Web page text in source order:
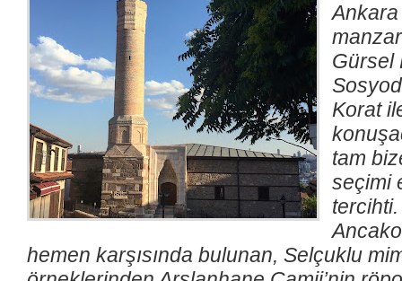
Ankara
Gürsel
Korat
tam
seçimi
tercihti.
hemen karşısında bulunan, Selçuklu